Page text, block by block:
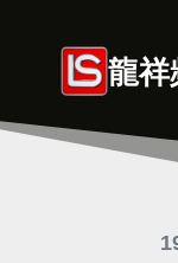
龍